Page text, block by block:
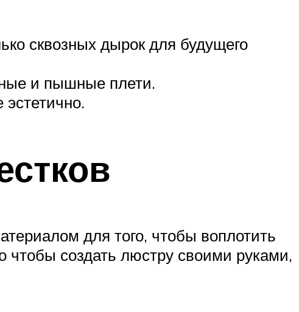
сквозных дырок для будущего
и пышные плети.
для того, чтобы воплотить
создать люстру своими руками,